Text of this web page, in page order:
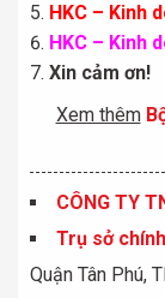
HKC – Kinh
HKC – Kinh
Xin cảm ơn!
Xem thêm
CÔNG TY
Trụ sở chính
Quận Tân Phú,